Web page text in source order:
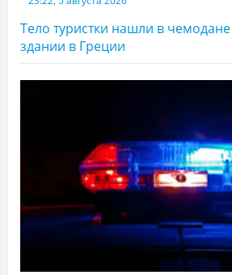
Тело туристки нашли в
здании в Греции